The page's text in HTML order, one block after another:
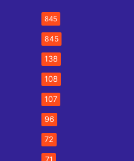
845
845
138
108
107
96
72